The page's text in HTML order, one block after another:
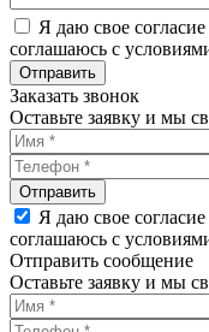
Я даю свое
соглашаюсь с
Заказать звонок
Оставьте заявку и мы
Я даю свое
соглашаюсь с
Отправить сообщение
Оставьте заявку и мы